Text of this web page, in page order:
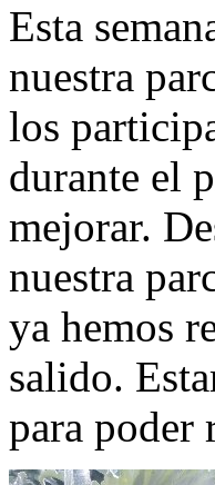
Esta
nuestra
los
durante el
mejorar.
nuestra
ya hemos
salido.
para poder